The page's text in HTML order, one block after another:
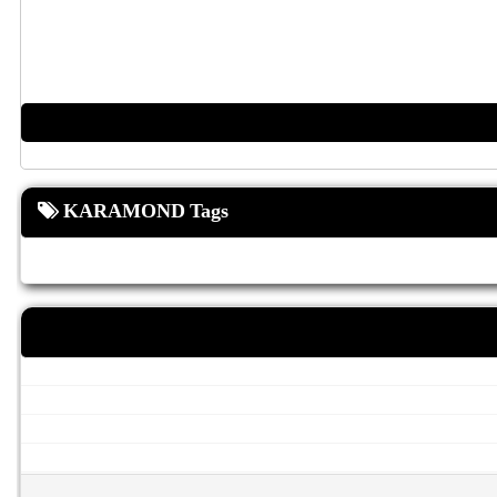
KARAMOND Tags